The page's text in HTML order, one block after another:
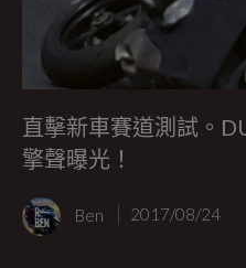
直擊新車賽道測試。
擎聲曝光！
Ben 2017/08/24